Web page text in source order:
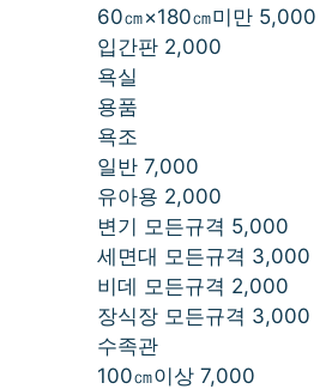
60㎝×180㎝미만 5,000
입간판 2,000
욕실
용품
욕조
일반 7,000
유아용 2,000
변기 모든규격 5,000
세면대 모든규격 3,000
비데 모든규격 2,000
장식장 모든규격 3,000
수족관
100㎝이상 7,000